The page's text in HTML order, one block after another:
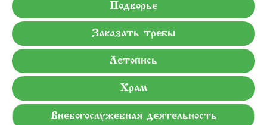
Подворье
Заказать требы
Летопись
Храм
Внебогослужебная деятельность